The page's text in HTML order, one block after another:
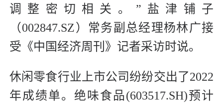
调整密切相关。”盐津铺子
（002847.SZ）常务副总经理杨林广接
受《中国经济周刊》记者采访时说。
休闲零食行业上市公司纷纷交出了2022
年成绩单。绝味食品(603517.SH)预计